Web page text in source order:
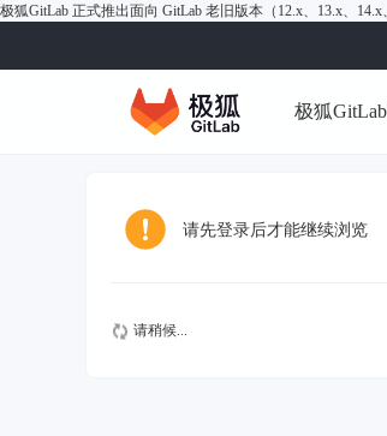
极狐GitLab 正式推出面向 GitLab 老旧版本（12.x、13.x、
极狐
请先登录后才能继续浏览
请稍候...